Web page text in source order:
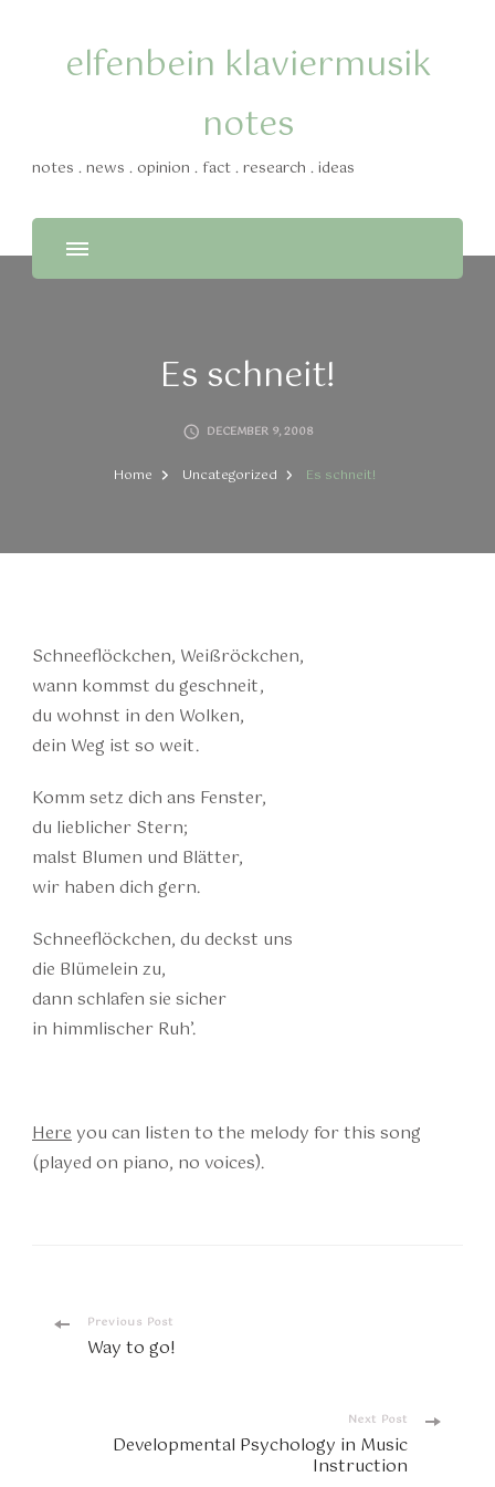
elfenbein klaviermusik
notes
notes . news . opinion . fact . research . ideas
Es schneit!
DECEMBER 9, 2008
Home Uncategorized Es schneit!
Schneeflöckchen, Weißröckchen,
wann kommst du geschneit,
du wohnst in den Wolken,
dein Weg ist so weit.
Komm setz dich ans Fenster,
du lieblicher Stern;
malst Blumen und Blätter,
wir haben dich gern.
Schneeflöckchen, du deckst uns
die Blümelein zu,
dann schlafen sie sicher
in himmlischer Ruh’.
Hereyou can listen to the melody for this song
(played on piano, no voices).
PostPrevious Post
Way to go!
Next Post
Developmental Psychology in Music
Instruction